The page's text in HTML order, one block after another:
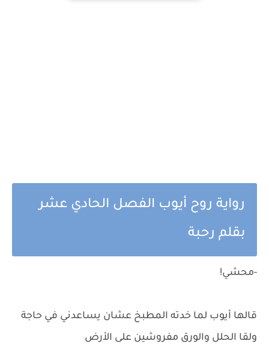
رواية روح أيوب الفصل الحادي عشر
بقلم رحبة
-محشي!
قالها أيوب لما خدته المطبخ عشان يساعدني في حاجة
ولقا الحلل والورق مفروشين على الأرض